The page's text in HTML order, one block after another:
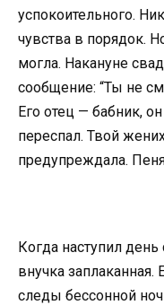
успокоительного.
чувства в порядок.
могла. Накануне
сообщение: “Ты не
Его отец — бабник,
переспал. Твой
предупреждала.
Когда наступил
внучка
следы бессонной